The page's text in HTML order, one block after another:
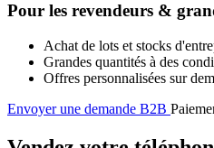
Pour les revendeurs &
Achat de lots et stocks
Grandes quantités à des
Offres personnalisées sur
Envoyer une demande B2B